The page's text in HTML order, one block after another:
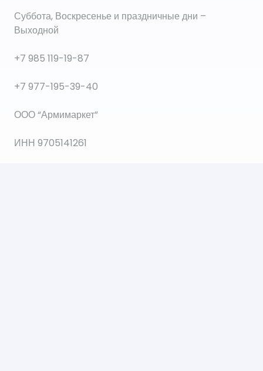
Суббота, Воскресенье и праздничные дни –
Выходной
+7 985 119-19-87
+7 977-195-39-40
ООО “Армимаркет”
ИНН 9705141261